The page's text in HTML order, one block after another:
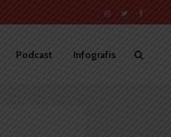
Podcast Infografis